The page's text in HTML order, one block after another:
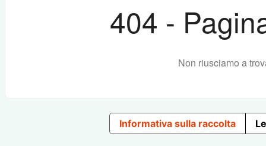
404 -
Non riusciamo a
Informativa sulla raccolta